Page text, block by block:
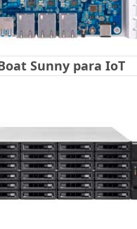
Sunny para IoT